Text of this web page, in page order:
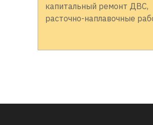
капитальный ремонт ДВС,
расточно-наплавочные